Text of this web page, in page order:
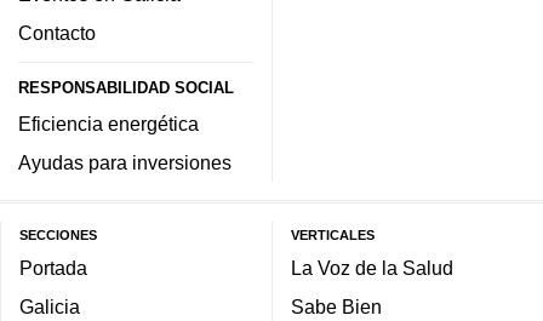
Contacto
RESPONSABILIDAD SOCIAL
Eficiencia energética
Ayudas para inversiones
SECCIONES
Portada
Galicia
VERTICALES
La Voz de la Salud
Sabe Bien